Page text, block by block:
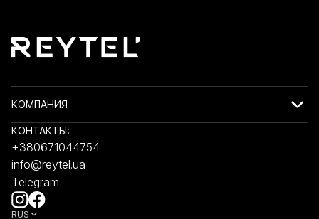
КОМПАНИЯ
КОНТАКТЫ:
+380671044754
info@reytel.ua
Telegram
RUS